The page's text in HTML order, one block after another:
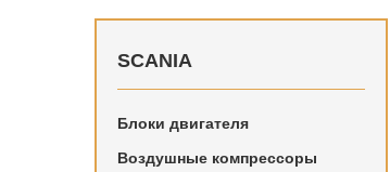
SCANIA
Блоки двигателя
Воздушные компрессоры